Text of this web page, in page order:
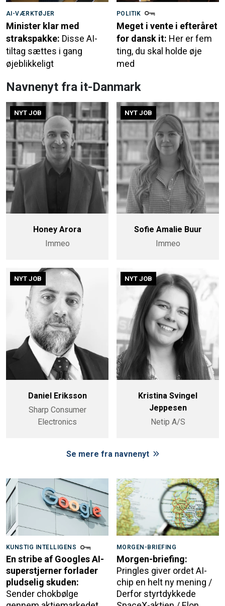
AI-VÆRKTØJER
Minister klar med
strakspakke: Disse AI-
tiltag sættes i gang
øjeblikkeligt
POLITIK
Meget i vente i efteråret
for dansk it: Her er fem
ting, du skal holde øje
med
Navnenyt fra it-Danmark
NYT JOB
Honey Arora
Immeo
NYT JOB
Sofie Amalie Buur
Immeo
NYT JOB
Daniel Eriksson
Sharp Consumer
Electronics
NYT JOB
Kristina Svingel
Jeppesen
Netip A/S
Se mere fra navnenyt
KUNSTIG INTELLIGENS
En stribe af Googles AI-
superstjerner forlader
pludselig skuden:
Sender chokbølge
MORGEN-BRIEFING
Morgen-briefing:
Pringles giver ordet AI-
chip en helt ny mening /
Derfor styrtdykkede